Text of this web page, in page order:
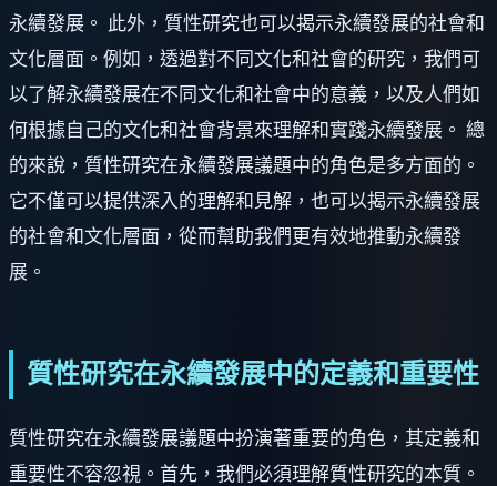
永續發展。 此外，質性研究也可以揭示永續發展的社會和
文化層面。例如，透過對不同文化和社會的研究，我們可
以了解永續發展在不同文化和社會中的意義，以及人們如
何根據自己的文化和社會背景來理解和實踐永續發展。 總
的來說，質性研究在永續發展議題中的角色是多方面的。
它不僅可以提供深入的理解和見解，也可以揭示永續發展
的社會和文化層面，從而幫助我們更有效地推動永續發
展。
質性研究在永續發展中的定義和重要性
質性研究在永續發展議題中扮演著重要的角色，其定義和
重要性不容忽視。首先，我們必須理解質性研究的本質。